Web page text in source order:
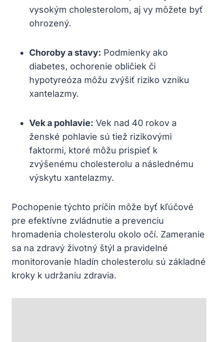
vysokým cholesterolom, aj vy môžete byť
ohrozený.
Choroby a stavy: ⁢Podmienky ako
diabetes, ochorenie obličiek či
hypotyreóza môžu ‌zvýšiť riziko ⁣vzniku
xantelazmy.
Vek a pohlavie: Vek nad 40​ rokov a
ženské pohlavie sú tiež rizikovými
faktormi, ktoré môžu prispieť k
zvýšenému cholesterolu a ‌následnému
výskytu xantelazmy.
Pochopenie týchto príčin môže byť kľúčové
pre efektívne zvládnutie a prevenciu
hromadenia cholesterolu okolo očí. Zameranie
sa na zdravý životný štýl a pravidelné
monitorovanie hladín cholesterolu sú základné
kroky k ⁤udržaniu zdravia.